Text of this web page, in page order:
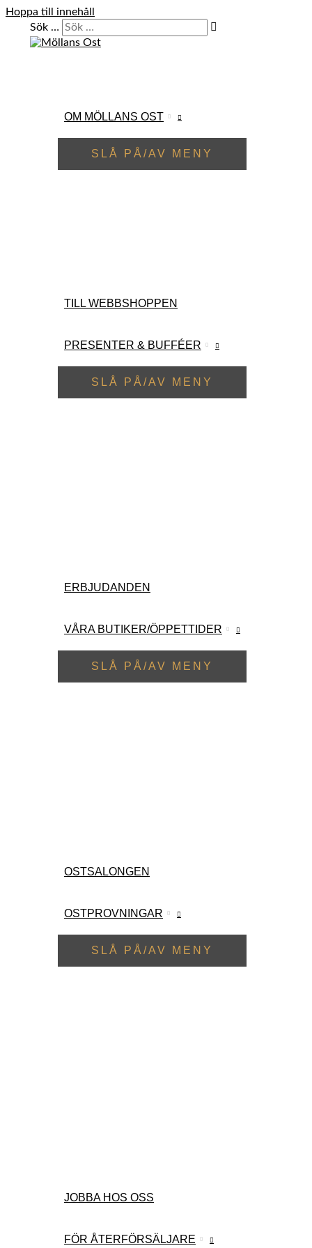
Hoppa till innehåll
Sök …
OM MÖLLANS OST
SLÅ PÅ/AV MENY
TILL WEBBSHOPPEN
PRESENTER & BUFFÉER
SLÅ PÅ/AV MENY
ERBJUDANDEN
VÅRA BUTIKER/ÖPPETTIDER
SLÅ PÅ/AV MENY
OSTSALONGEN
OSTPROVNINGAR
SLÅ PÅ/AV MENY
JOBBA HOS OSS
FÖR ÅTERFÖRSÄLJARE